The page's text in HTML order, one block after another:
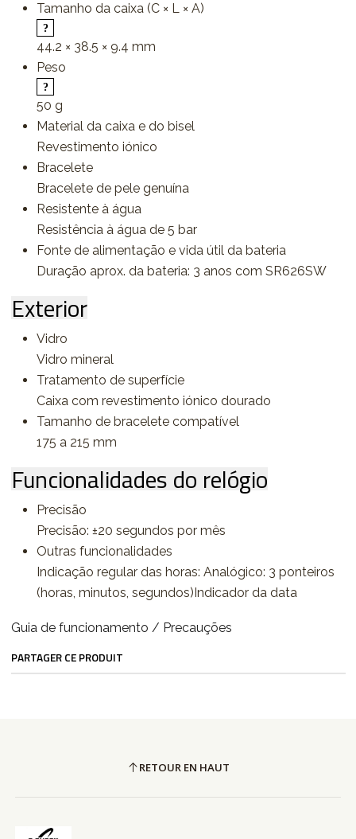
Tamanho da caixa (C × L × A)
44.2 × 38.5 × 9.4 mm
Peso
50 g
Material da caixa e do bisel
Revestimento iónico
Bracelete
Bracelete de pele genuína
Resistente à água
Resistência à água de 5 bar
Fonte de alimentação e vida útil da bateria
Duração aprox. da bateria: 3 anos com SR626SW
Exterior
Vidro
Vidro mineral
Tratamento de superfície
Caixa com revestimento iónico dourado
Tamanho de bracelete compatível
175 a 215 mm
Funcionalidades do relógio
Precisão
Precisão: ±20 segundos por mês
Outras funcionalidades
Indicação regular das horas: Analógico: 3 ponteiros
(horas, minutos, segundos)Indicador da data
Guia de funcionamento / Precauções
PARTAGER CE PRODUIT
RETOUR EN HAUT